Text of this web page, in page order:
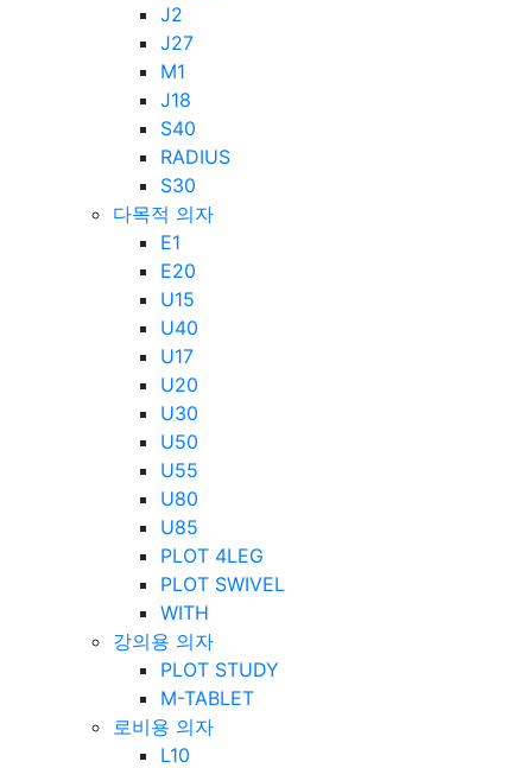
J2
J27
M1
J18
S40
RADIUS
S30
다목적 의자
E1
E20
U15
U40
U17
U20
U30
U50
U55
U80
U85
PLOT 4LEG
PLOT SWIVEL
WITH
강의용 의자
PLOT STUDY
M-TABLET
로비용 의자
L10